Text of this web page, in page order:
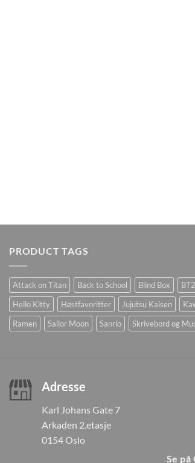
PRODUCT TAGS
Attack on Titan Back to School Blind Box
Hello Kitty
Høstfavoritter Jujutsu Kaisen
Ramen
Sailor Moon Sanrio Skrivebord og
Adresse
Karl Johans Gate 7
Arkaden 2.etasje
0154 Oslo
Se på